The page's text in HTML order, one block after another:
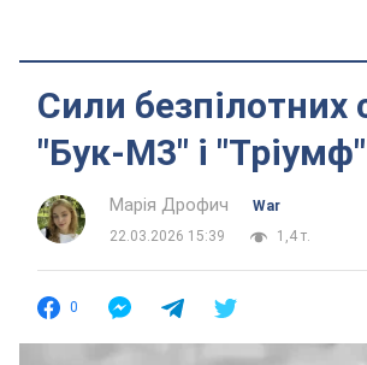
Сили
"Бук-М3" і
Марія Дрофич
War
22.03.2026 15:39
1,4 т.
0